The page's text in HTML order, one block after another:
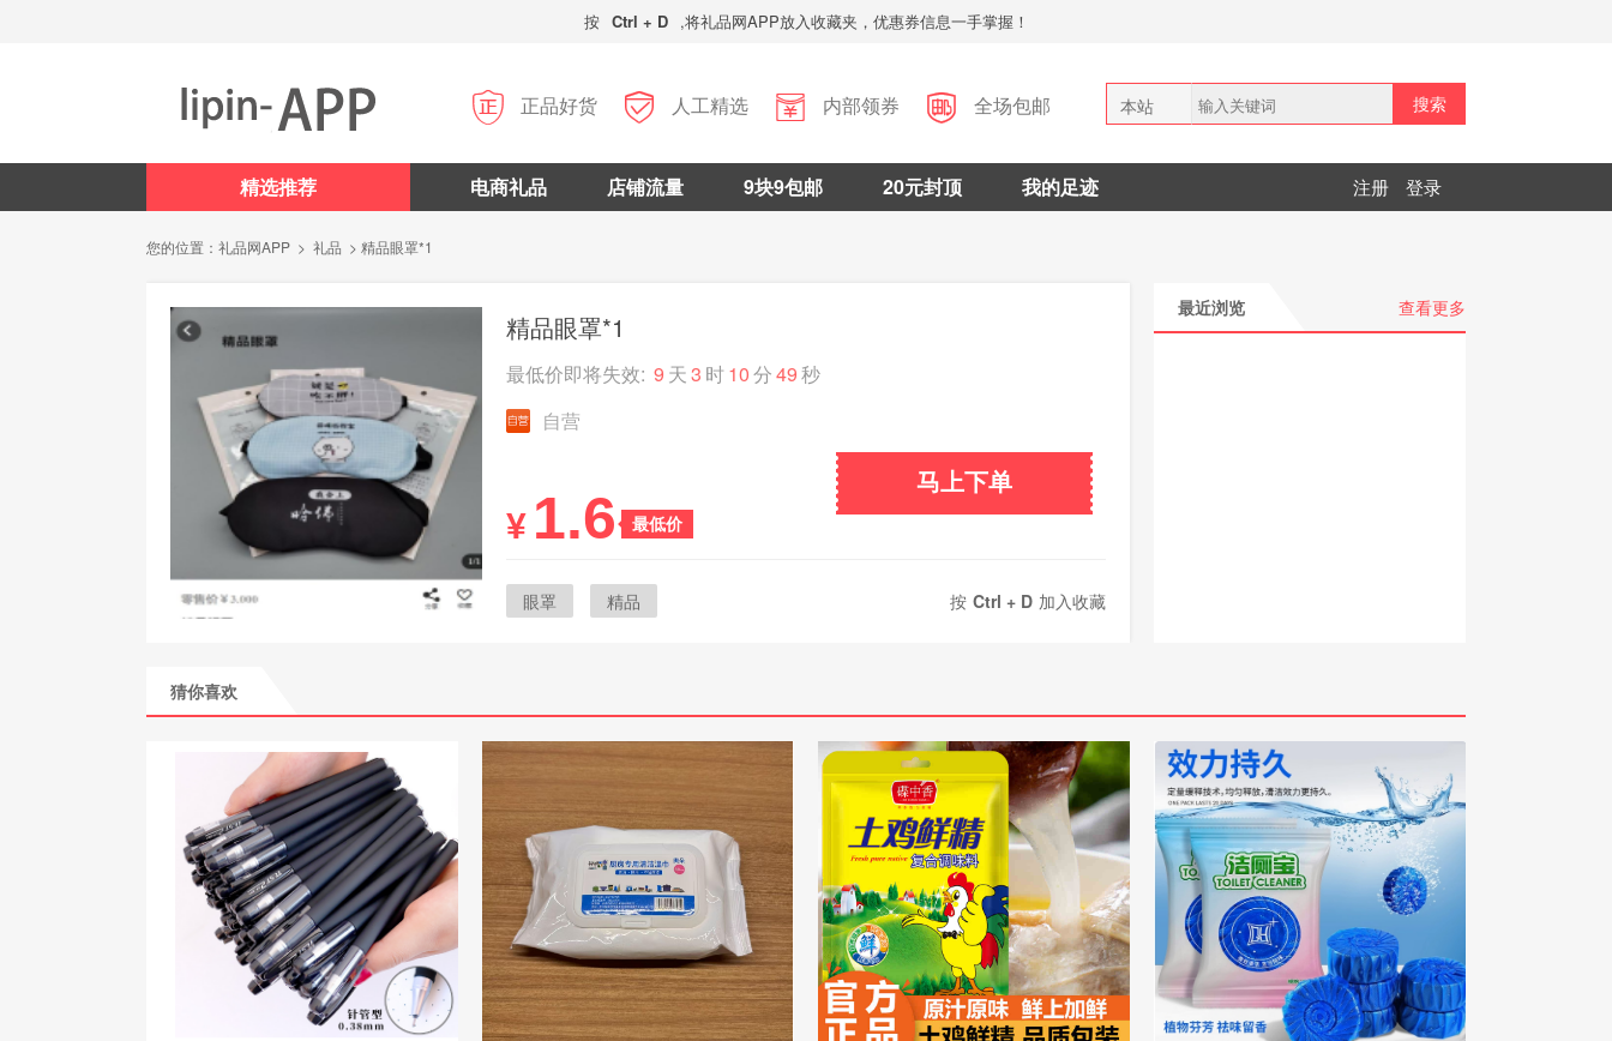
按 Ctrl + D ,将礼品网APP放入收藏夹，优惠券信息一手掌握！
 正品好货  人工精选  内部领券  全场包邮
本站
搜索
精选推荐 电商礼品 店铺流量 9块9包邮 20元封顶 我的足迹 注册 登录
您的位置： 礼品网APP > 礼品 > 精品眼罩*1
精品眼罩*1
最低价即将失效: 9 天3 时10分48秒
自营
最低价
¥ 1.6
马上下单
眼罩 精品 按 Ctrl + D 加入收藏
最近浏览 查看更多
猜你喜欢